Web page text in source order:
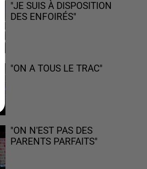
"JE SUIS À DISPOSITION
DES ENFOIRÉS"
"ON A TOUS LE TRAC"
"ON N'EST PAS DES
PARENTS PARFAITS"